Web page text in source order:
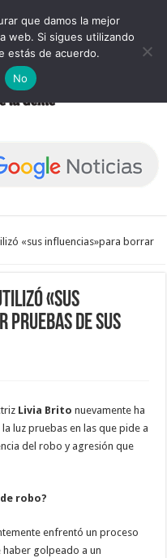
«sus influencias»para borrar
«sus
de sus
Livia Britonuevamente ha
luz pruebas en las que pide a
del robo y agresión que
robo?
enfrentó un proceso
golpeado a un
que damos la mejor
web. Si sigues utilizando
estás de acuerdo.
No